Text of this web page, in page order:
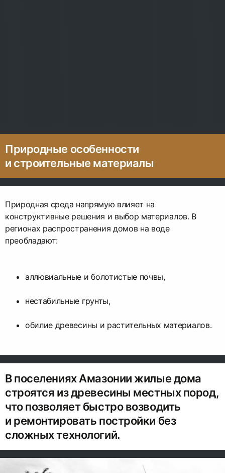
Природные особенности
и строительные материалы
Природная среда напрямую влияет на
конструктивные решения и выбор материалов. В
регионах распространения домов на воде
преобладают:
аллювиальные и болотистые почвы,
нестабильные грунты,
обилие древесины и растительных материалов.
В поселениях Амазонии жилые дома
строятся из древесины местных пород,
что позволяет быстро возводить
и ремонтировать постройки без
сложных технологий.